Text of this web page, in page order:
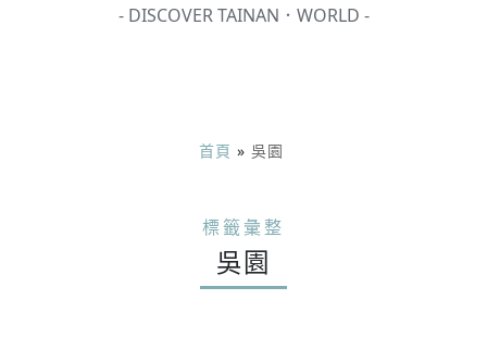
- DISCOVER TAINAN．WORLD -
首頁 » 吳園
標籤彙整
吳園